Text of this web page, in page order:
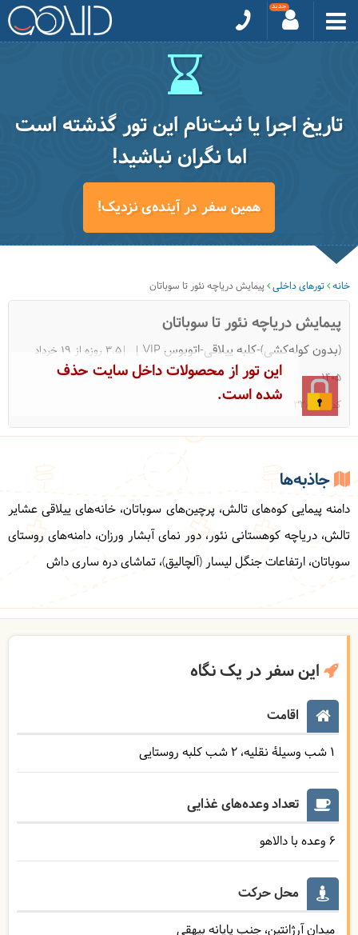
تاریخ اجرا یا ثبت‌نام این تور گذشته است
اما نگران نباشید!
همین سفر در آینده‌ی نزدیک!
خانه تورهای داخلی پیمایش دریاچه نئور تا سوباتان
پیمایش دریاچه نئور تا سوباتان
(بدون کوله‌کشی)-کلبه ییلاقی-اتوبوس VIP
|3.5 روزه از 19 خرداد
1405
کد: 32877
این تور از محصولات داخل سایت حذف
شده است.
جاذبه‌ها
دامنه پیمایی کوه‌های تالش، پرچین‌های سوباتان، خانه‌های ییلاقی عشایر
تالش، دریاچه کوهستانی نئور، دور نمای آبشار ورزان، دامنه‌های روستای
سوباتان، ارتفاعات جنگل لیسار (آلچالیق)، تماشای دره ساری داش
این سفر در یک نگاه
اقامت
1 شب وسیلۀ نقلیه 2 شب کلبه روستایی
تعداد وعده‌های غذایی
6 وعده با دالاهو
محل حرکت
میدان آرژانتین، جنب پایانه بیهقی